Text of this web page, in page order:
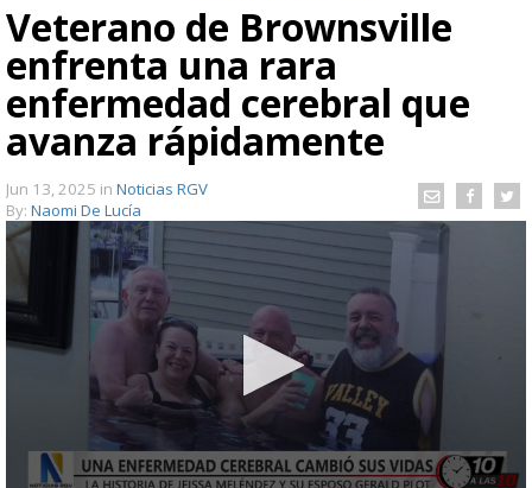
Veterano de Brownsville
enfrenta una rara
enfermedad cerebral que
avanza rápidamente
Jun 13, 2025 in Noticias RGV
By: Naomi De Lucía